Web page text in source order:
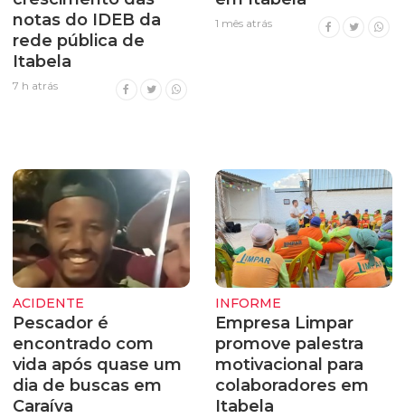
notas do IDEB da
rede pública de
Itabela
7 h atrás
1 mês atrás
ACIDENTE
Pescador é
encontrado com
vida após quase um
dia de buscas em
Caraíva
INFORME
Empresa Limpar
promove palestra
motivacional para
colaboradores em
Itabela